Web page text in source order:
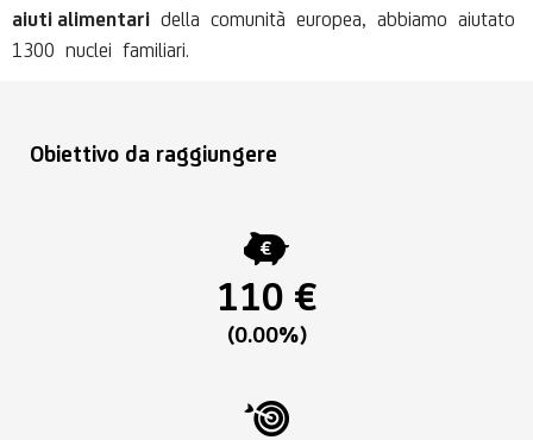
aiuti alimentari della comunità europea, abbiamo aiutato
1300 nuclei familiari.
Obiettivo da raggiungere
110 €
(0.00%)